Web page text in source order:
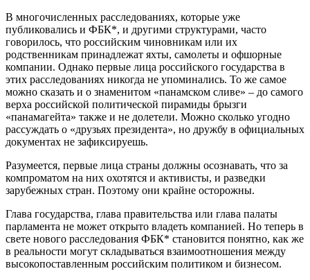
В многочисленных расследованиях, которые уже
публиковались и ФБК*, и другими структурами, часто
говорилось, что российским чиновникам или их
родственникам принадлежат яхты, самолеты и офшорные
компании. Однако первые лица российского государства в
этих расследованиях никогда не упоминались. То же самое
можно сказать и о знаменитом «панамском сливе» – до самого
верха российской политической пирамиды брызги
«панамагейта» также и не долетели. Можно сколько угодно
рассуждать о «друзьях президента», но дружбу в официальных
документах не зафиксируешь.
Разумеется, первые лица страны должны осознавать, что за
компроматом на них охотятся и активисты, и разведки
зарубежных стран. Поэтому они крайне осторожны.
Глава государства, глава правительства или глава палаты
парламента не может открыто владеть компанией. Но теперь в
свете нового расследования ФБК* становится понятно, как же
в реальности могут складываться взаимоотношения между
высокопоставленным российским политиком и бизнесом.